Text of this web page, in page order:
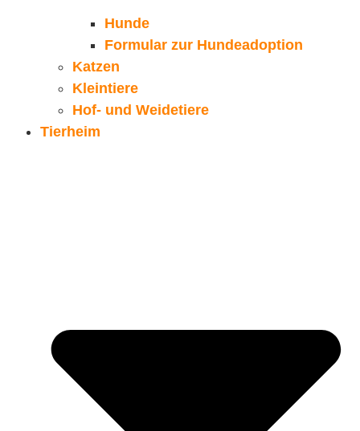
Hunde
Formular zur Hundeadoption
Katzen
Kleintiere
Hof- und Weidetiere
Tierheim